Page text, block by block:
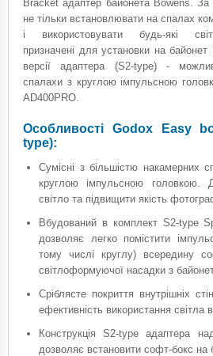
Bracket адаптер байонета Bowens.
не тільки встановлювати на спалах
і використовувати будь-які
призначені для установки на
версії адаптера (S2-type) -
спалахи з круглою імпульсною
AD400PRO.
Особливості Godox Easy
type):
Сумісні з більшістю накамерних
круглою імпульсною головкою.
світло та підвищити якість
Вбудований в комплект S2-type
дозволяє легко помістити
тому числі круглу) всередину
світлоформуючої насадки з
Сріблясте покриття внутрішніх
ефективність використання світла
Конструкція S2-type адаптера
дозволяє встановити софт-бокс на